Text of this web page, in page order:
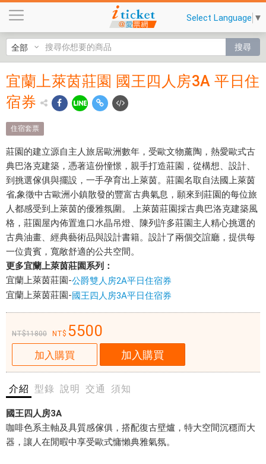
上
萊
莊
人
房
3
A
平
日
住
$
5
5
-
愛
Select Language ▼
搜尋
宜蘭
上萊
茵莊
園 國
王四
人房
3A 平
日住
宿券
$5500
- 愛票
網
園
建
立
源
自
宜蘭上萊茵莊園 國王四人房3A 平日住
宿券
住宿套票
莊園的建立源自主人旅居歐洲數年，受歐文物薰陶，熱愛歐式古
典巴洛克建築，憑著這份憧憬，親手打造莊園，從構想、設計、
到挑選傢俱與擺設，一手孕育出上萊茵。莊園名取自法國上萊茵
省,象徵中古歐洲小鎮散發的豐富古典氣息，願來到莊園的每位旅
人都感受到上萊茵的優雅氛圍。 上萊茵莊園採古典巴洛克建築風
格，莊園屋內佈置進口水晶吊燈、陳列許多莊園主人精心挑選的
古典油畫、經典藝術品與設計書籍。設計了兩個交誼廳，提供每
一位貴賓，寬敞舒適的公共空間。
更多宜蘭上萊茵莊園系列：
宜蘭上萊茵莊園-公爵雙人房2A平日住宿券
宜蘭上萊茵莊園-國王四人房3A平日住宿券
11800 5500
加入購買 加入購買
介紹 型錄 說明 交通 須知
國王四人房3A
咖啡色系主軸及具質感傢俱，搭配復古壁爐，特大空間沉穩而大
器，讓人在閒暇中享受歐式慵懶典雅氣氛。